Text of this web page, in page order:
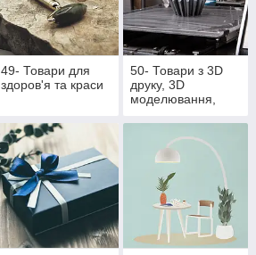
49- Товари для
здоров'я та краси
50- Товари з 3D
друку, 3D
моделювання,
та литті під тиском